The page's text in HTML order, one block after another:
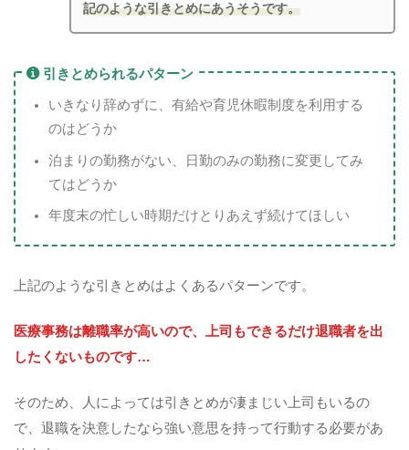
記のような引きとめにあうそうです。
引きとめられるパターン
いきなり辞めずに、有給や育児休暇制度を利用する
のはどうか
泊まりの勤務がない、日勤のみの勤務に変更してみ
てはどうか
年度末の忙しい時期だけとりあえず続けてほしい
上記のような引きとめはよくあるパターンです。
医療事務は離職率が高いので、上司もできるだけ退職者を出
したくないものです…
そのため、人によっては引きとめが凄まじい上司もいるの
で、退職を決意したなら強い意思を持って行動する必要があ